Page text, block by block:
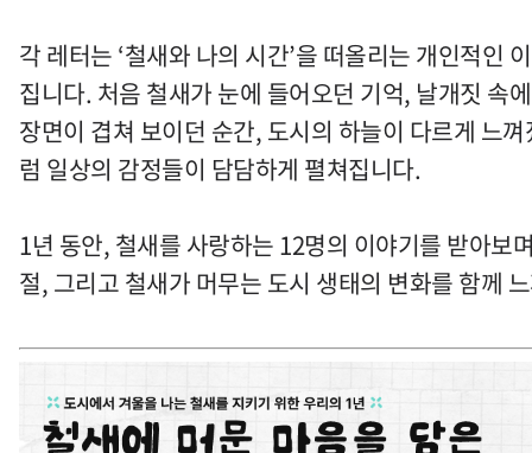
각 레터는 ‘철새와 나의 시간’을 떠올리는 개인적인
집니다. 처음 철새가 눈에 들어오던 기억, 날개짓 속
장면이 겹쳐 보이던 순간, 도시의 하늘이 다르게 느
럼 일상의 감정들이 담담하게 펼쳐집니다.
1년 동안, 철새를 사랑하는 12명의 이야기를 받아보
절, 그리고 철새가 머무는 도시 생태의 변화를 함께